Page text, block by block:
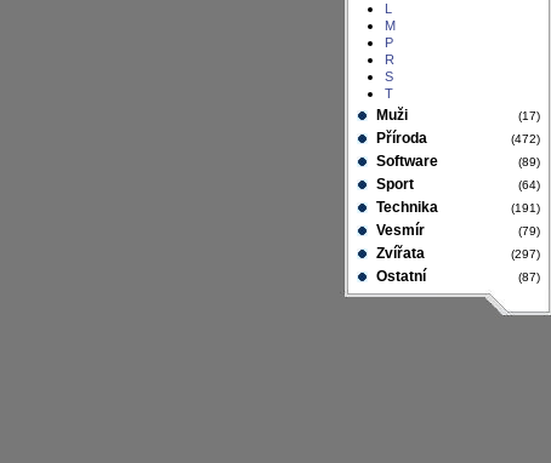
L
M
P
R
S
T
Muži (17)
Příroda (472)
Software (89)
Sport (64)
Technika (191)
Vesmír (79)
Zvířata (297)
Ostatní (87)